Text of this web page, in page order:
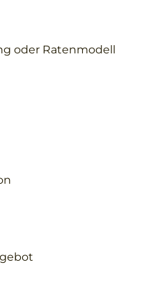
oder Ratenmodell